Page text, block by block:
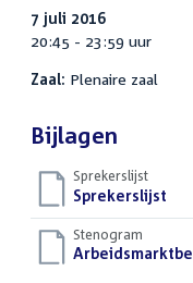
7 juli 2016
20:45 - 23:59 uur
Zaal: Plenaire zaal
Bijlagen
Sprekerslijst
Download
bestand:
Sprekerslijst
Stenogram
Download